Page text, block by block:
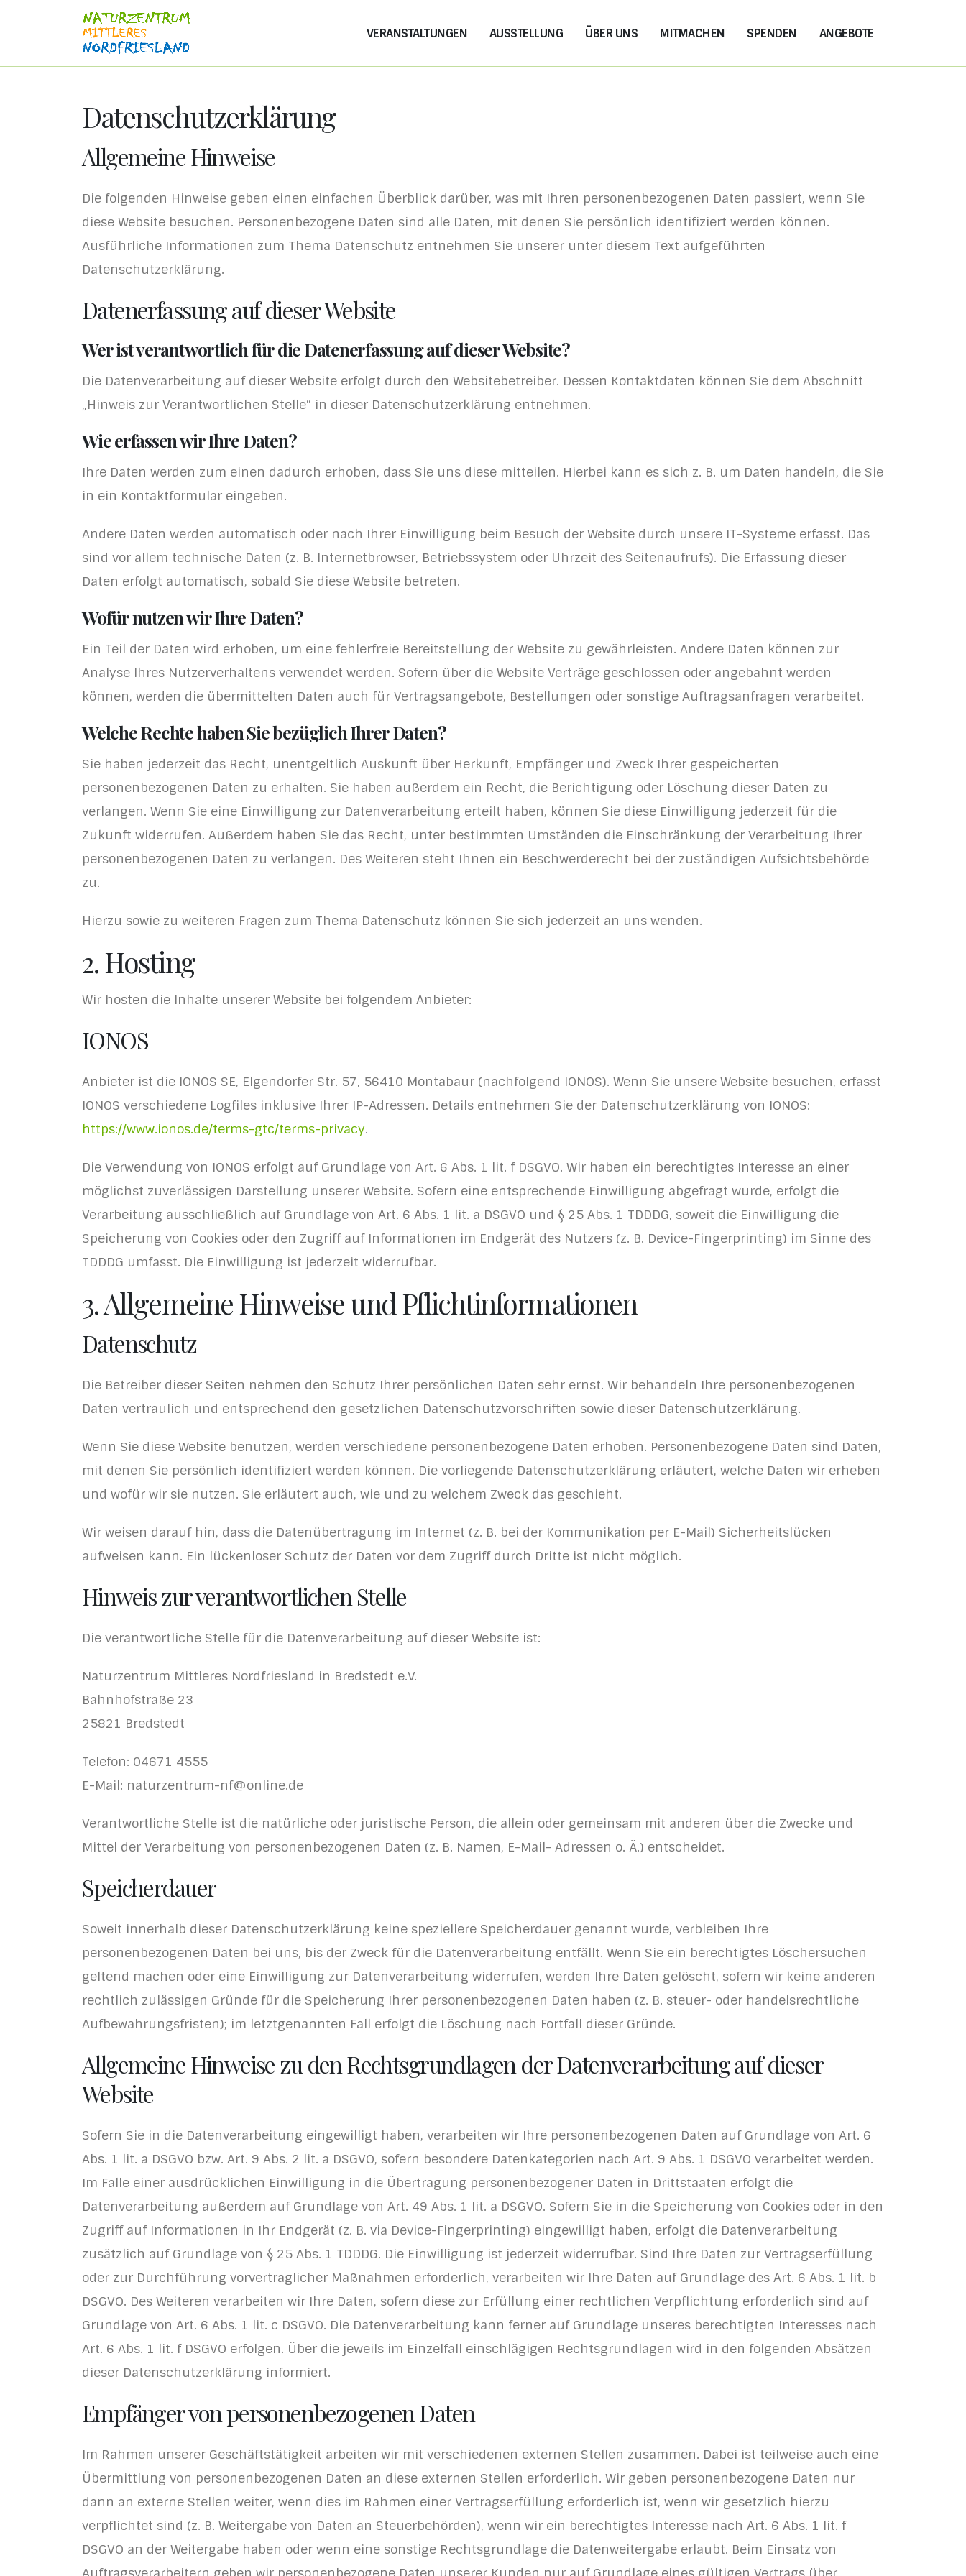
VERANSTALTUNGEN AUSSTELLUNG ÜBER UNS MITMACHEN SPENDEN ANGEBOTE
Datenschutz­erklärung
Allgemeine Hinweise
Die folgenden Hinweise geben einen einfachen Überblick darüber, was mit Ihren personenbezogenen Daten passiert, wenn Sie
diese Website besuchen. Personenbezogene Daten sind alle Daten, mit denen Sie persönlich identifiziert werden können.
Ausführliche Informationen zum Thema Datenschutz entnehmen Sie unserer unter diesem Text aufgeführten
Datenschutzerklärung.
Datenerfassung auf dieser Website
Wer ist verantwortlich für die Datenerfassung auf dieser Website?
Die Datenverarbeitung auf dieser Website erfolgt durch den Websitebetreiber. Dessen Kontaktdaten können Sie dem Abschnitt
„Hinweis zur Verantwortlichen Stelle“ in dieser Datenschutzerklärung entnehmen.
Wie erfassen wir Ihre Daten?
Ihre Daten werden zum einen dadurch erhoben, dass Sie uns diese mitteilen. Hierbei kann es sich z. B. um Daten handeln, die Sie
in ein Kontaktformular eingeben.
Andere Daten werden automatisch oder nach Ihrer Einwilligung beim Besuch der Website durch unsere IT-Systeme erfasst. Das
sind vor allem technische Daten (z. B. Internetbrowser, Betriebssystem oder Uhrzeit des Seitenaufrufs). Die Erfassung dieser
Daten erfolgt automatisch, sobald Sie diese Website betreten.
Wofür nutzen wir Ihre Daten?
Ein Teil der Daten wird erhoben, um eine fehlerfreie Bereitstellung der Website zu gewährleisten. Andere Daten können zur
Analyse Ihres Nutzerverhaltens verwendet werden. Sofern über die Website Verträge geschlossen oder angebahnt werden
können, werden die übermittelten Daten auch für Vertragsangebote, Bestellungen oder sonstige Auftragsanfragen verarbeitet.
Welche Rechte haben Sie bezüglich Ihrer Daten?
Sie haben jederzeit das Recht, unentgeltlich Auskunft über Herkunft, Empfänger und Zweck Ihrer gespeicherten
personenbezogenen Daten zu erhalten. Sie haben außerdem ein Recht, die Berichtigung oder Löschung dieser Daten zu
verlangen. Wenn Sie eine Einwilligung zur Datenverarbeitung erteilt haben, können Sie diese Einwilligung jederzeit für die
Zukunft widerrufen. Außerdem haben Sie das Recht, unter bestimmten Umständen die Einschränkung der Verarbeitung Ihrer
personenbezogenen Daten zu verlangen. Des Weiteren steht Ihnen ein Beschwerderecht bei der zuständigen Aufsichtsbehörde
zu.
Hierzu sowie zu weiteren Fragen zum Thema Datenschutz können Sie sich jederzeit an uns wenden.
2. Hosting
Wir hosten die Inhalte unserer Website bei folgendem Anbieter:
IONOS
Anbieter ist die IONOS SE, Elgendorfer Str. 57, 56410 Montabaur (nachfolgend IONOS). Wenn Sie unsere Website besuchen, erfasst
IONOS verschiedene Logfiles inklusive Ihrer IP-Adressen. Details entnehmen Sie der Datenschutzerklärung von IONOS:
https://www.ionos.de/terms-gtc/terms-privacy.
Die Verwendung von IONOS erfolgt auf Grundlage von Art. 6 Abs. 1 lit. f DSGVO. Wir haben ein berechtigtes Interesse an einer
möglichst zuverlässigen Darstellung unserer Website. Sofern eine entsprechende Einwilligung abgefragt wurde, erfolgt die
Verarbeitung ausschließlich auf Grundlage von Art. 6 Abs. 1 lit. a DSGVO und § 25 Abs. 1 TDDDG, soweit die Einwilligung die
Speicherung von Cookies oder den Zugriff auf Informationen im Endgerät des Nutzers (z. B. Device-Fingerprinting) im Sinne des
TDDDG umfasst. Die Einwilligung ist jederzeit widerrufbar.
3. Allgemeine Hinweise und Pflicht­informationen
Datenschutz
Die Betreiber dieser Seiten nehmen den Schutz Ihrer persönlichen Daten sehr ernst. Wir behandeln Ihre personenbezogenen
Daten vertraulich und entsprechend den gesetzlichen Datenschutzvorschriften sowie dieser Datenschutzerklärung.
Wenn Sie diese Website benutzen, werden verschiedene personenbezogene Daten erhoben. Personenbezogene Daten sind Daten,
mit denen Sie persönlich identifiziert werden können. Die vorliegende Datenschutzerklärung erläutert, welche Daten wir erheben
und wofür wir sie nutzen. Sie erläutert auch, wie und zu welchem Zweck das geschieht.
Wir weisen darauf hin, dass die Datenübertragung im Internet (z. B. bei der Kommunikation per E-Mail) Sicherheitslücken
aufweisen kann. Ein lückenloser Schutz der Daten vor dem Zugriff durch Dritte ist nicht möglich.
Hinweis zur verantwortlichen Stelle
Die verantwortliche Stelle für die Datenverarbeitung auf dieser Website ist:
Naturzentrum Mittleres Nordfriesland in Bredstedt e.V.
Bahnhofstraße 23
25821 Bredstedt
Telefon: 04671 4555
E-Mail: naturzentrum-nf@online.de
Verantwortliche Stelle ist die natürliche oder juristische Person, die allein oder gemeinsam mit anderen über die Zwecke und
Mittel der Verarbeitung von personenbezogenen Daten (z. B. Namen, E-Mail- Adressen o. Ä.) entscheidet.
Speicherdauer
Soweit innerhalb dieser Datenschutzerklärung keine speziellere Speicherdauer genannt wurde, verbleiben Ihre
personenbezogenen Daten bei uns, bis der Zweck für die Datenverarbeitung entfällt. Wenn Sie ein berechtigtes Löschersuchen
geltend machen oder eine Einwilligung zur Datenverarbeitung widerrufen, werden Ihre Daten gelöscht, sofern wir keine anderen
rechtlich zulässigen Gründe für die Speicherung Ihrer personenbezogenen Daten haben (z. B. steuer- oder handelsrechtliche
Aufbewahrungsfristen); im letztgenannten Fall erfolgt die Löschung nach Fortfall dieser Gründe.
Allgemeine Hinweise zu den Rechtsgrundlagen der Datenverarbeitung auf dieser
Website
Sofern Sie in die Datenverarbeitung eingewilligt haben, verarbeiten wir Ihre personenbezogenen Daten auf Grundlage von Art. 6
Abs. 1 lit. a DSGVO bzw. Art. 9 Abs. 2 lit. a DSGVO, sofern besondere Datenkategorien nach Art. 9 Abs. 1 DSGVO verarbeitet werden.
Im Falle einer ausdrücklichen Einwilligung in die Übertragung personenbezogener Daten in Drittstaaten erfolgt die
Datenverarbeitung außerdem auf Grundlage von Art. 49 Abs. 1 lit. a DSGVO. Sofern Sie in die Speicherung von Cookies oder in den
Zugriff auf Informationen in Ihr Endgerät (z. B. via Device-Fingerprinting) eingewilligt haben, erfolgt die Datenverarbeitung
zusätzlich auf Grundlage von § 25 Abs. 1 TDDDG. Die Einwilligung ist jederzeit widerrufbar. Sind Ihre Daten zur Vertragserfüllung
oder zur Durchführung vorvertraglicher Maßnahmen erforderlich, verarbeiten wir Ihre Daten auf Grundlage des Art. 6 Abs. 1 lit. b
DSGVO. Des Weiteren verarbeiten wir Ihre Daten, sofern diese zur Erfüllung einer rechtlichen Verpflichtung erforderlich sind auf
Grundlage von Art. 6 Abs. 1 lit. c DSGVO. Die Datenverarbeitung kann ferner auf Grundlage unseres berechtigten Interesses nach
Art. 6 Abs. 1 lit. f DSGVO erfolgen. Über die jeweils im Einzelfall einschlägigen Rechtsgrundlagen wird in den folgenden Absätzen
dieser Datenschutzerklärung informiert.
Empfänger von personenbezogenen Daten
Im Rahmen unserer Geschäftstätigkeit arbeiten wir mit verschiedenen externen Stellen zusammen. Dabei ist teilweise auch eine
Übermittlung von personenbezogenen Daten an diese externen Stellen erforderlich. Wir geben personenbezogene Daten nur
dann an externe Stellen weiter, wenn dies im Rahmen einer Vertragserfüllung erforderlich ist, wenn wir gesetzlich hierzu
verpflichtet sind (z. B. Weitergabe von Daten an Steuerbehörden), wenn wir ein berechtigtes Interesse nach Art. 6 Abs. 1 lit. f
DSGVO an der Weitergabe haben oder wenn eine sonstige Rechtsgrundlage die Datenweitergabe erlaubt. Beim Einsatz von